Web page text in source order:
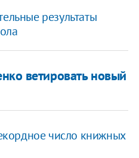
результаты
ветировать новый
число книжных